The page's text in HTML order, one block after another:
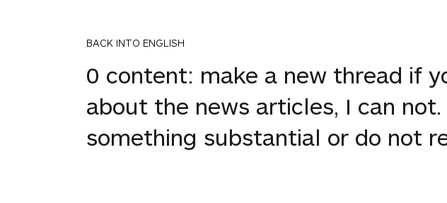
BACK INTO ENGLISH
0 content: make a new thread if
about the news articles, I can
something substantial or do not